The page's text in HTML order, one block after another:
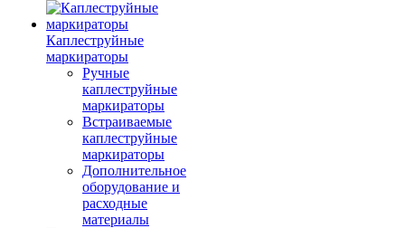
Каплеструйные
маркираторы
Ручные
каплеструйные
маркираторы
Встраиваемые
каплеструйные
маркираторы
Дополнительное
оборудование и
расходные
материалы